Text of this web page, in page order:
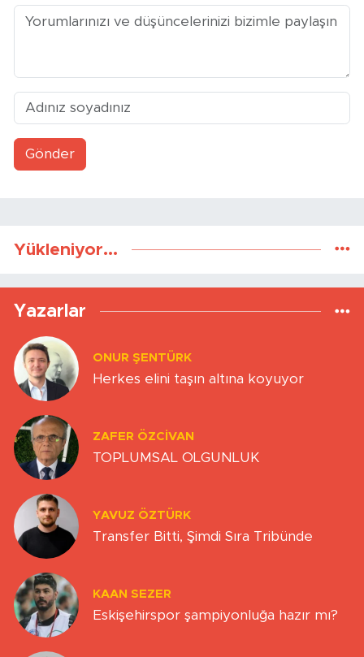
Gönder
Yükleniyor...
Yazarlar
ONUR ŞENTÜRK
Herkes elini taşın altına koyuyor
ZAFER ÖZCIVAN
TOPLUMSAL OLGUNLUK
YAVUZ ÖZTÜRK
Transfer Bitti, Şimdi Sıra Tribünde
KAAN SEZER
Eskişehirspor şampiyonluğa hazır mı?